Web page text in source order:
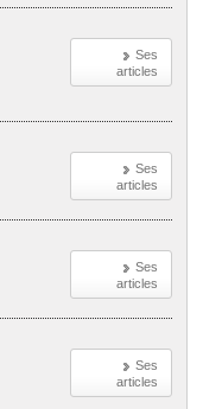
Ses
articles
Ses
articles
Ses
articles
Ses
articles